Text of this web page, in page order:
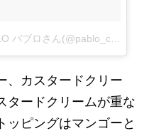
、カスタードクリー
タードクリームが重な
ッピングはマンゴーと